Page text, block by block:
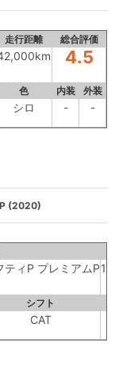
走行距離 総合評価
4.5
色 内装 外装
シロ - -
(2020)
ィP プレミアムP
シフト
CAT